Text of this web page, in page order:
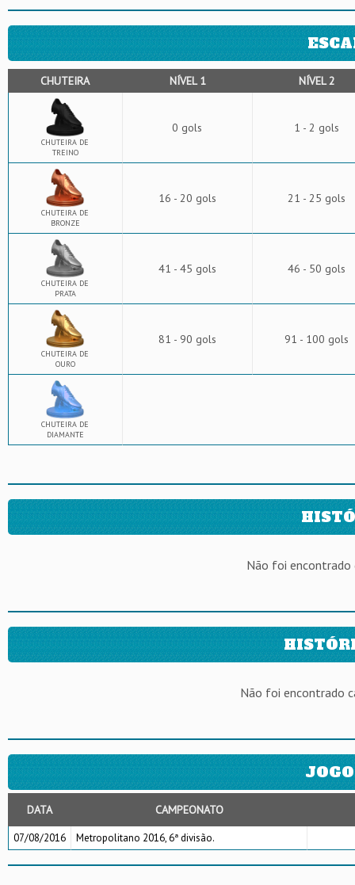
CHUTEIRA NÍVEL 1 NÍVEL 2
CHUTEIRA DE
TREINO
0 gols 1 - 2 gols
CHUTEIRA DE
BRONZE
16 - 20 gols 21 - 25 gols
CHUTEIRA DE
PRATA
41 - 45 gols 46 - 50 gols
CHUTEIRA DE
OURO
81 - 90 gols 91 - 100 gols
CHUTEIRA DE
DIAMANTE
Não foi encontrado
Não foi encontrado
DATA CAMPEONATO
07/08/2016 Metropolitano 2016, 6ª divisão.